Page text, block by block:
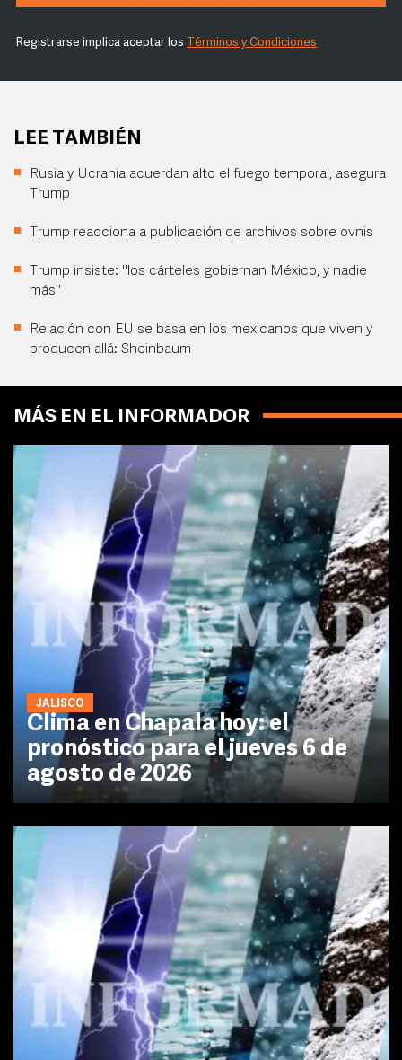
Registrarse implica aceptar los Términos y Condiciones
LEE TAMBIÉN
Rusia y Ucrania acuerdan alto el fuego temporal, asegura
Trump
Trump reacciona a publicación de archivos sobre ovnis
Trump insiste: "los cárteles gobiernan México, y nadie
más"
Relación con EU se basa en los mexicanos que viven y
producen allá: Sheinbaum
MÁS EN EL INFORMADOR
JALISCO
Clima en Chapala hoy: el
pronóstico para el jueves 6 de
agosto de 2026